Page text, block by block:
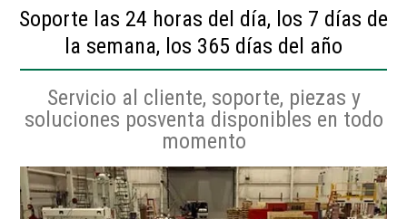
de metales. Comuníquese con AIDA AMS para analizar sus
necesidades.
Soporte las 24 horas del día, los 7 días de
la semana, los 365 días del año
Servicio al cliente, soporte, piezas y
soluciones posventa disponibles en todo
momento